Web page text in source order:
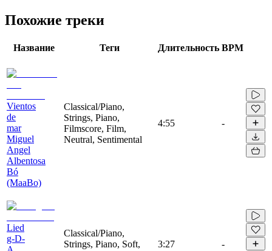
Похожие треки
Название Теги Длительность BPM
Vientos
de
mar
Miguel
Angel
Albentosa
Bó
(MaaBo)
Classical/Piano,
Strings, Piano,
Filmscore, Film,
Neutral, Sentimental
4:55 -
Lied
g-D-
Classical/Piano,
Strings, Piano, Soft,
3:27 -